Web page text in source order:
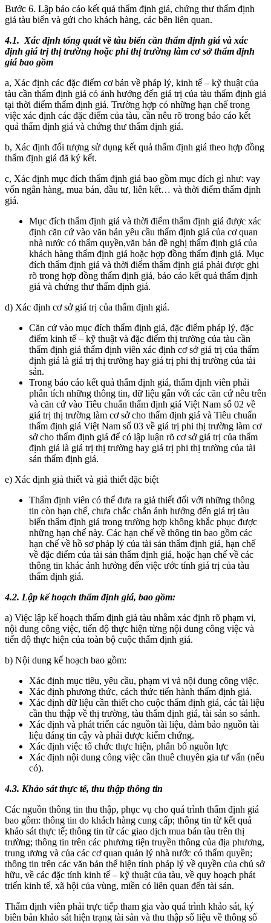
Bước 6. Lập báo cáo kết quả thẩm định giá, chứng thư thẩm định
giá tàu biển và gửi cho khách hàng, các bên liên quan.
4.1. Xác định tổng quát về tàu biển cần thẩm định giá và xác
định giá trị thị trường hoặc phi thị trường làm cơ sở thẩm định
giá bao gồm
a, Xác định các đặc điểm cơ bản về pháp lý, kinh tế – kỹ thuật của
tàu cần thẩm định giá có ảnh hưởng đến giá trị của tàu thẩm định giá
tại thời điểm thẩm định giá. Trường hợp có những hạn chế trong
việc xác định các đặc điểm của tàu, cần nêu rõ trong báo cáo kết
quả thẩm định giá và chứng thư thẩm định giá.
b, Xác định đối tượng sử dụng kết quả thẩm định giá theo hợp đồng
thẩm định giá đã ký kết.
c, Xác định mục đích thẩm định giá bao gồm mục đích gì như: vay
vốn ngân hàng, mua bán, đầu tư, liên kết… và thời điểm thẩm định
giá.
Mục đích thẩm định giá và thời điểm thẩm định giá được xác
định căn cứ vào văn bản yêu cầu thẩm định giá của cơ quan
nhà nước có thẩm quyền,văn bản đề nghị thẩm định giá của
khách hàng thẩm định giá hoặc hợp đồng thẩm định giá. Mục
đích thẩm định giá và thời điểm thẩm định giá phải được ghi
rõ trong hợp đồng thẩm định giá, báo cáo kết quả thẩm định
giá và chứng thư thẩm định giá.
d) Xác định cơ sở giá trị của thẩm định giá.
Căn cứ vào mục đích thẩm định giá, đặc điểm pháp lý, đặc
điểm kinh tế – kỹ thuật và đặc điểm thị trường của tàu cần
thẩm định giá thẩm định viên xác định cơ sở giá trị của thẩm
định giá là giá trị thị trường hay giá trị phi thị trường của tài
sản.
Trong báo cáo kết quả thẩm định giá, thẩm định viên phải
phân tích những thông tin, dữ liệu gắn với các căn cứ nêu trên
và căn cứ vào Tiêu chuẩn thẩm định giá Việt Nam số 02 về
giá trị thị trường làm cơ sở cho thẩm định giá và Tiêu chuẩn
thẩm định giá Việt Nam số 03 về giá trị phi thị trường làm cơ
sở cho thẩm định giá để có lập luận rõ cơ sở giá trị của thẩm
định giá là giá trị thị trường hay giá trị phi thị trường của tài
sản thẩm định giá.
e) Xác định giả thiết và giả thiết đặc biệt
Thẩm định viên có thể đưa ra giả thiết đối với những thông
tin còn hạn chế, chưa chắc chắn ảnh hưởng đến giá trị tàu
biển thẩm định giá trong trường hợp không khắc phục được
những hạn chế này. Các hạn chế về thông tin bao gồm các
hạn chế về hồ sơ pháp lý của tài sản thẩm định giá, hạn chế
về đặc điểm của tài sản thẩm định giá, hoặc hạn chế về các
thông tin khác ảnh hưởng đến việc ước tính giá trị của tàu
thẩm định giá.
4.2. Lập kế hoạch thẩm định giá, bao gồm:
a) Việc lập kế hoạch thẩm định giá tàu nhằm xác định rõ phạm vi,
nội dung công việc, tiến độ thực hiện từng nội dung công việc và
tiến độ thực hiện của toàn bộ cuộc thẩm định giá.
b) Nội dung kế hoạch bao gồm:
Xác định mục tiêu, yêu cầu, phạm vi và nội dung công việc.
Xác định phương thức, cách thức tiến hành thẩm định giá.
Xác định dữ liệu cần thiết cho cuộc thẩm định giá, các tài liệu
cần thu thập về thị trường, tàu thẩm định giá, tài sản so sánh.
Xác định và phát triển các nguồn tài liệu, đảm bảo nguồn tài
liệu đáng tin cậy và phải được kiểm chứng.
Xác định việc tổ chức thực hiện, phân bổ nguồn lực
Xác định nội dung công việc cần thuê chuyên gia tư vấn (nếu
có).
4.3. Khảo sát thực tế, thu thập thông tin
Các nguồn thông tin thu thập, phục vụ cho quá trình thẩm định giá
bao gồm: thông tin do khách hàng cung cấp; thông tin từ kết quả
khảo sát thực tế; thông tin từ các giao dịch mua bán tàu trên thị
trường; thông tin trên các phương tiện truyền thông của địa phương,
trung ương và của các cơ quan quản lý nhà nước có thẩm quyền;
thông tin trên các văn bản thể hiện tính pháp lý về quyền của chủ sở
hữu, về các đặc tính kinh tế – kỹ thuật của tàu, về quy hoạch phát
triển kinh tế, xã hội của vùng, miền có liên quan đến tài sản.
Thẩm định viên phải trực tiếp tham gia vào quá trình khảo sát, ký
biên bản khảo sát hiện trạng tài sản và thu thập số liệu về thông số